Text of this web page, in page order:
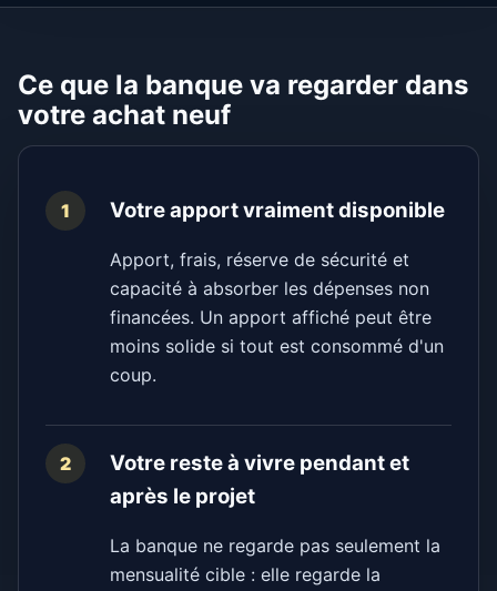
Ce que la banque va regarder dans
votre achat neuf
1 Votre apport vraiment disponible
Apport, frais, réserve de sécurité et
capacité à absorber les dépenses non
financées. Un apport affiché peut être
moins solide si tout est consommé d'un
coup.
2
Votre reste à vivre pendant et
après le projet
La banque ne regarde pas seulement la
mensualité cible : elle regarde la